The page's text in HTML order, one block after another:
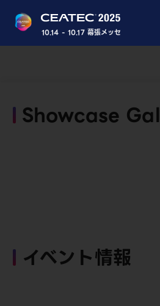
10.14 - 10.17 幕張メッセ
Showcase
イベント情報